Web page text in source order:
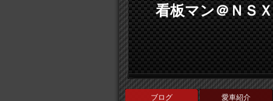
看板マン＠ＮＳ
ブログ 愛車紹介